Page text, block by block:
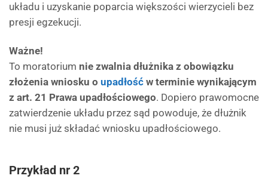
układu i uzyskanie poparcia większości wierzycieli bez
presji egzekucji.
Ważne!
To moratorium nie zwalnia dłużnika z obowiązku
złożenia wniosku o upadłość w terminie wynikającym
z art. 21 Prawa upadłościowego. Dopiero prawomocne
zatwierdzenie układu przez sąd powoduje, że dłużnik
nie musi już składać wniosku upadłościowego.
Przykład nr 2